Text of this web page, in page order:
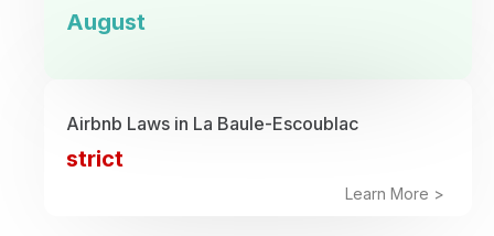
August
Airbnb Laws in La Baule-Escoublac
strict
Learn More >